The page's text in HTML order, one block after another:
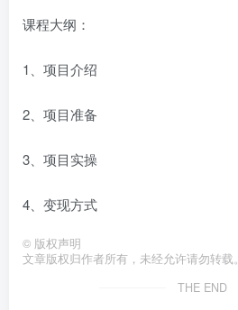
课程大纲：
1、项目介绍
2、项目准备
3、项目实操
4、变现方式
© 版权声明
文章版权归作者所有，未经允许请勿转载。
THE END